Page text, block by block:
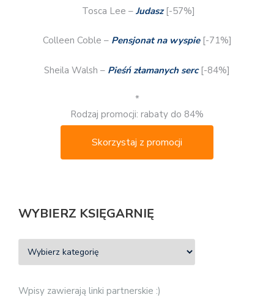
Tosca Lee – Judasz[-57%]
Colleen Coble – Pensjonat na wyspie[-71%]
Sheila Walsh – Pieśń złamanych serc[-84%]
*
Rodzaj promocji: rabaty do 84%
Skorzystaj z promocji
WYBIERZ KSIĘGARNIĘ
Wpisy zawierają linki partnerskie :)